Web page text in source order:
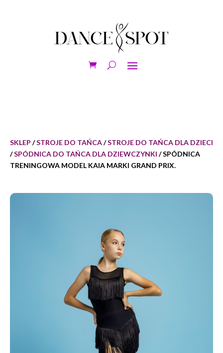
SKLEP /STROJE DO TAŃCA/STROJE DO TAŃCA DLA DZIECI
/SPÓDNICA DO TAŃCA DLA DZIEWCZYNKI / SPÓDNICA
TRENINGOWA MODEL KAIA MARKI GRAND PRIX.